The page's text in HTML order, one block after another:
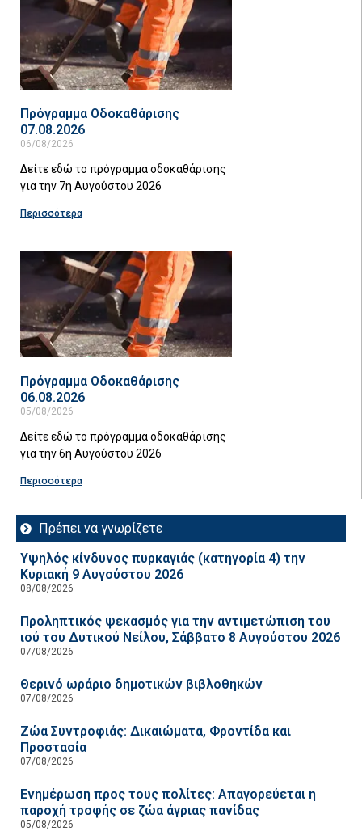
Πρόγραμμα Οδοκαθάρισης
07.08.2026
06/08/2026
Δείτε εδώ το πρόγραμμα οδοκαθάρισης
για την 7η Αυγούστου 2026
Περισσότερα
Πρόγραμμα Οδοκαθάρισης
06.08.2026
05/08/2026
Δείτε εδώ το πρόγραμμα οδοκαθάρισης
για την 6η Αυγούστου 2026
Περισσότερα
Πρέπει να γνωρίζετε
Υψηλός κίνδυνος πυρκαγιάς (κατηγορία 4) την
Κυριακή 9 Αυγούστου 2026
08/08/2026
Προληπτικός ψεκασμός για την αντιμετώπιση του
ιού του Δυτικού Νείλου, Σάββατο 8 Αυγούστου 2026
07/08/2026
Θερινό ωράριο δημοτικών βιβλοθηκών
07/08/2026
Ζώα Συντροφιάς: Δικαιώματα, Φροντίδα και
Προστασία
07/08/2026
Ενημέρωση προς τους πολίτες: Απαγορεύεται η
παροχή τροφής σε ζώα άγριας πανίδας
05/08/2026